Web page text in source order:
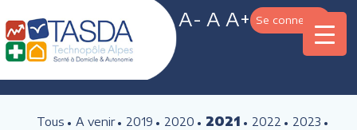
A- A A+ Se connecter
Tous A venir 2019 2020 2021 2022
2023